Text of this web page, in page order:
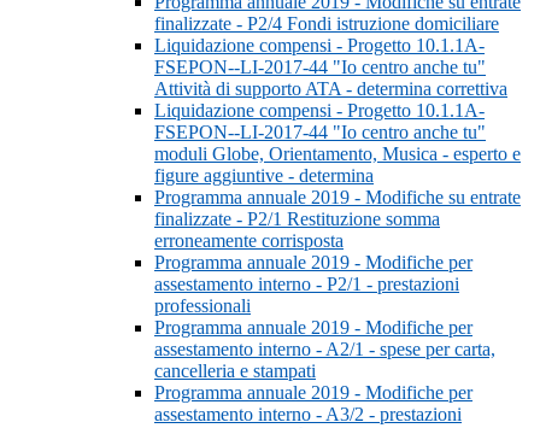
finalizzate - P2/4 Fondi istruzione domiciliare
Liquidazione compensi - Progetto 10.1.1A-
FSEPON--LI-2017-44 "Io centro anche tu"
Attività di supporto ATA - determina correttiva
Liquidazione compensi - Progetto 10.1.1A-
FSEPON--LI-2017-44 "Io centro anche tu"
moduli Globe, Orientamento, Musica - esperto e
figure aggiuntive - determina
Programma annuale 2019 - Modifiche su entrate
finalizzate - P2/1 Restituzione somma
erroneamente corrisposta
Programma annuale 2019 - Modifiche per
assestamento interno - P2/1 - prestazioni
professionali
Programma annuale 2019 - Modifiche per
assestamento interno - A2/1 - spese per carta,
cancelleria e stampati
Programma annuale 2019 - Modifiche per
assestamento interno - A3/2 - prestazioni